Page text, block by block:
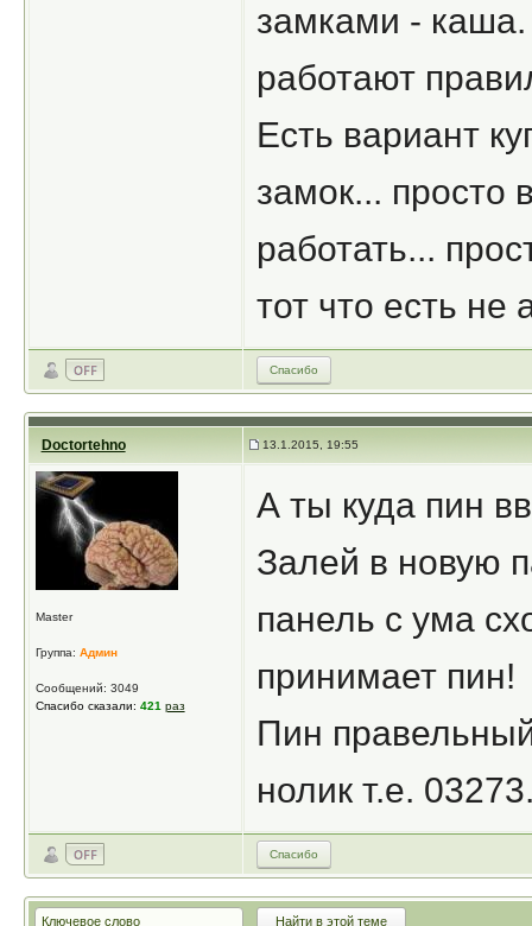
замками - каша.
работают
Есть вариант
замок... просто
работать...
тот что есть не
Спасибо
Doctortehno 13.1.2015, 19:55
Master
Группа: Админ
Сообщений: 3049
Спасибо сказали: 421 раз
А ты куда пин
Залей в новую
панель с ума
принимает пин!
Пин
нолик т.е.
Спасибо